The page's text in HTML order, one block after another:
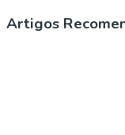
Artigos